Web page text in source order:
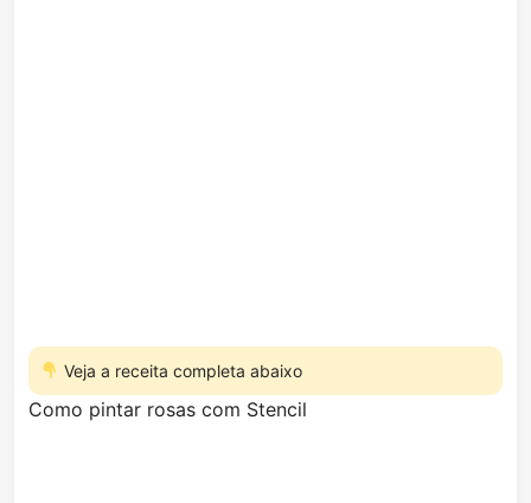
Veja a receita completa abaixo
Como pintar rosas com Stencil